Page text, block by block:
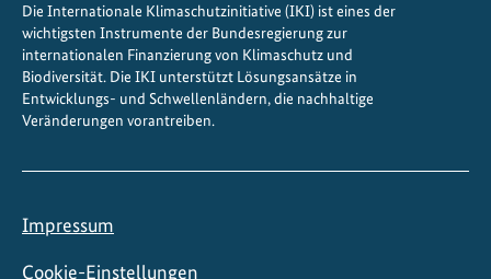
t
i
k
s
Die Internationale Klimaschutzinitiative (IKI) ist eines der
wichtigsten Instrumente der Bundesregierung zur
internationalen Finanzierung von Klimaschutz und
Biodiversität. Die IKI unterstützt Lösungsansätze in
Entwicklungs- und Schwellenländern, die nachhaltige
Veränderungen vorantreiben.
Impressum
Cookie-Einstellungen